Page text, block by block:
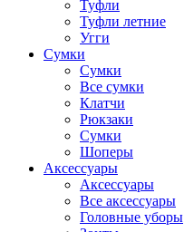
Туфли
Туфли летние
Угги
Сумки
Сумки
Все сумки
Клатчи
Рюкзаки
Сумки
Шоперы
Аксессуары
Аксессуары
Все аксессуары
Головные уборы